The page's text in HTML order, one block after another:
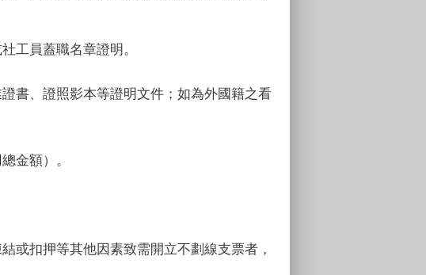
工員蓋職名章證明。
書、證照影本等證明文件；如為外國籍之看
金額）。
或扣押等其他因素致需開立不劃線支票者，